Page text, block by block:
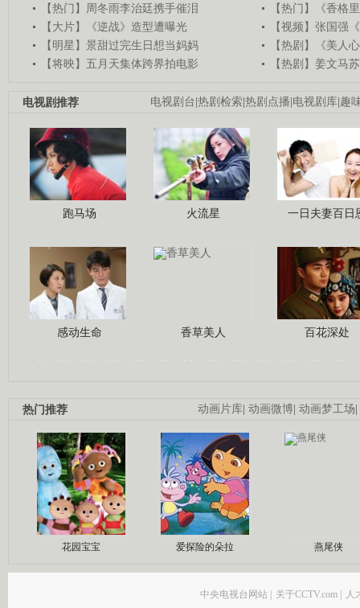
【热门】周冬雨李治廷携手催泪
【热门】《香格
【大片】《逆战》造型遭曝光
【视频】张国强
【明星】景甜过完生日想当妈妈
【热剧】《美人
【将映】五月天集体跨界拍电影
【热剧】姜文马
电视剧台|热剧检索|热剧点播|电视剧库|趣
电视剧推荐
跑马场 火流星 一日夫妻百日
感动生命 香草美人 百花深处
动画片库| 动画微博| 动画梦工场|
热门推荐
花园宝宝 爱探险的朵拉 燕尾侠
中央电视台网站 | 关于CCTV.com | 人